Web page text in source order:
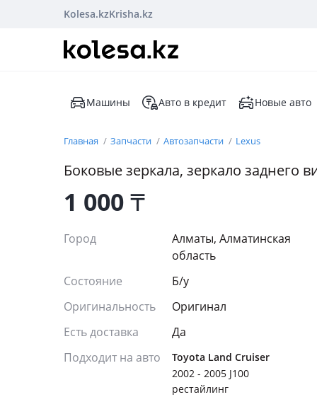
Kolesa.kzKrisha.kz
Машины Авто в кредит Новые авто
Главная Запчасти Автозапчасти Lexus
Боковые зеркала, зеркало заднего
1 000₸
Город
Алматы, Алматинская
область
Состояние
Б/y
Оригинальность
Оригинал
Есть доставка
Да
Подходит на авто
Toyota Land Cruiser
2002 - 2005 J100
рестайлинг